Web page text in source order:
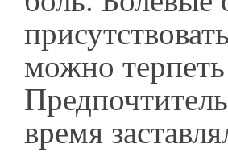
можно
время